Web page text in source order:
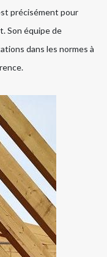
précisément pour
Son équipe de
dans les normes à